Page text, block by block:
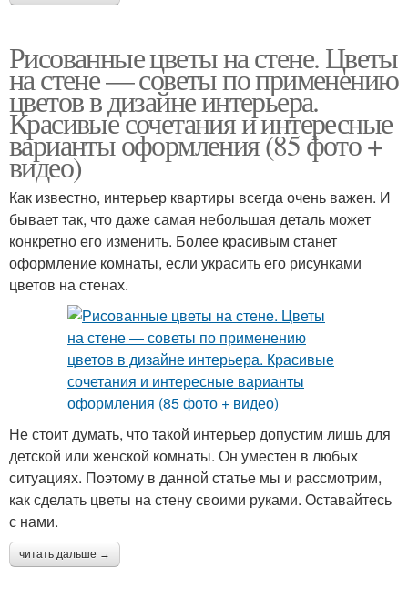
Рисованные цветы на стене. Цветы
на стене — советы по применению
цветов в дизайне интерьера.
Красивые сочетания и интересные
варианты оформления (85 фото +
видео)
Как известно, интерьер квартиры всегда очень важен. И
бывает так, что даже самая небольшая деталь может
конкретно его изменить. Более красивым станет
оформление комнаты, если украсить его рисунками
цветов на стенах.
Не стоит думать, что такой интерьер допустим лишь для
детской или женской комнаты. Он уместен в любых
ситуациях. Поэтому в данной статье мы и рассмотрим,
как сделать цветы на стену своими руками. Оставайтесь
с нами.
читать дальше →